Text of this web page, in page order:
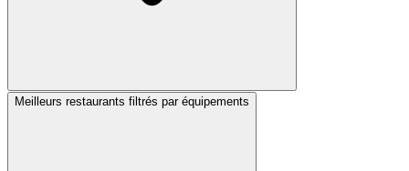
Meilleurs restaurants filtrés par équipements